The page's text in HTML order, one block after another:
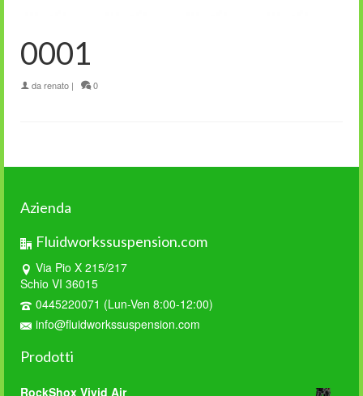
0001
darenato | 0
Azienda
Fluidworkssuspension.com
Via Pio X 215/217
Schio VI 36015
0445220071 (Lun-Ven 8:00-12:00)
info@fluidworkssuspension.com
Prodotti
RockShox Vivid Air